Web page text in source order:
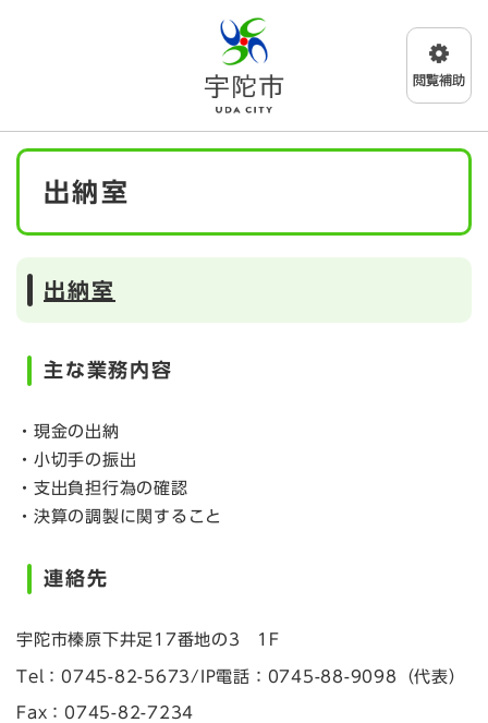
メニューを飛ばして本文へ
本
出納室
出納室
主な業務内容
・現金の出納
・小切手の振出
・支出負担行為の確認
・決算の調製に関すること
連絡先
宇陀市榛原下井足17番地の3 1F
Tel：0745-82-5673/IP電話：0745-88-9098 （代表）
Fax：0745-82-7234